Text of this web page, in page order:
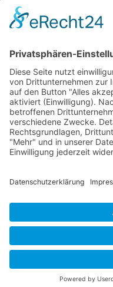
Mitmachen
Teamen
Freiwilligendienste
Spenden
Newsletter abonnieren